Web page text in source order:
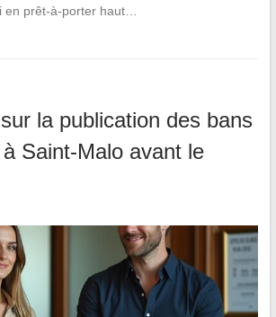
en prêt-à-porter haut…
la publication des bans
Saint-Malo avant le